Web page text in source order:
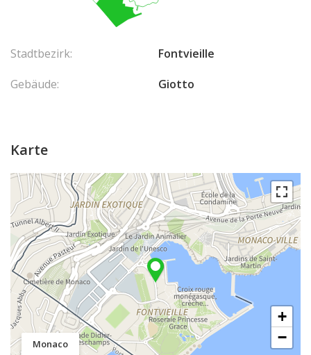
Stadtbezirk:
Fontvieille
Gebäude:
Giotto
Karte
Monaco
+
−